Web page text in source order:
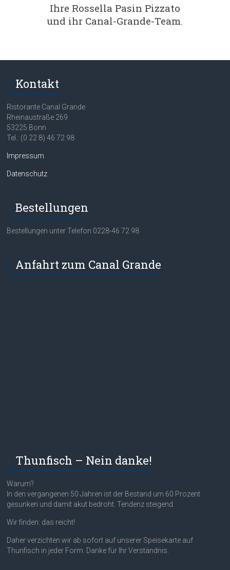
Ihre Rossella Pasin Pizzato
und ihr Canal-Grande-Team.
Kontakt
Ristorante Canal Grande
Rheinaustraße 269
53225 Bonn
Tel.: (0 22 8) 46 72 98
Impressum
Datenschutz
Bestellungen
Bestellungen unter Telefon 0228-46 72 98
Anfahrt zum Canal Grande
Thunfisch – Nein danke!
Warum?
In den vergangenen 50 Jahren ist der Bestand um 60 Prozent
gesunken und damit akut bedroht. Tendenz steigend.
Wir finden: das reicht!
Daher verzichten wir ab sofort auf unserer Speisekarte auf
Thunfisch in jeder Form. Danke für Ihr Verständnis.